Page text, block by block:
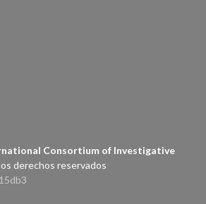
Consortium of Investigative
derechos reservados